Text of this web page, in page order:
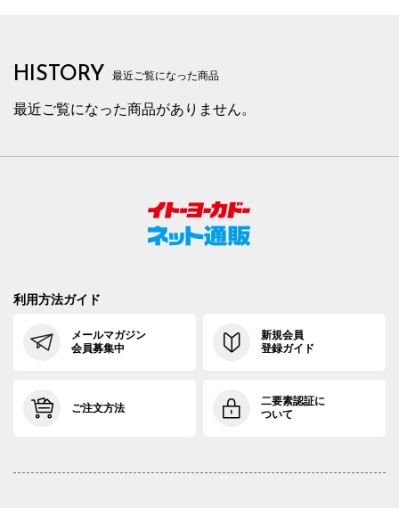
HISTORY 最近ご覧になった商品
最近ご覧になった商品がありません。
利用方法ガイド
メールマガジン
会員募集中
新規会員
登録ガイド
ご注文方法
二要素認証に
ついて